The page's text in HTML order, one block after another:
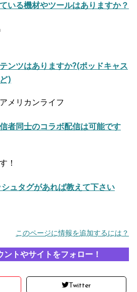
いる機材やツールはありますか？
ンツはありますか?(ポッドキャス
)
メリカンライフ
者同士のコラボ配信は可能です
！
ュタグがあれば教えて下さい
このページに情報を追加するには？
ントやサイトをフォロー！
Twitter